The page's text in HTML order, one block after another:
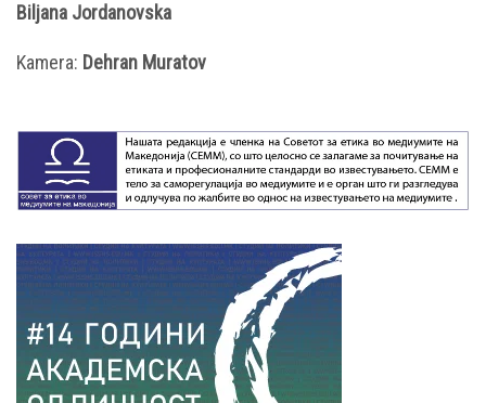
Biljana Jordanovska
Kamera: Dehran Muratov